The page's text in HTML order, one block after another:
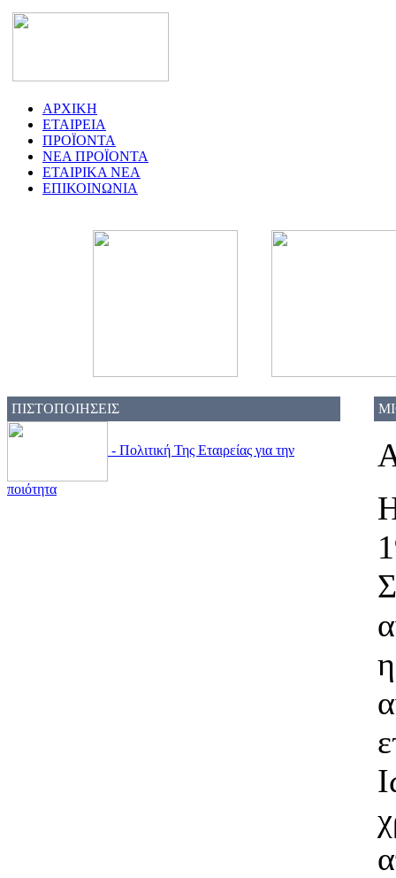
ΑΡΧΙΚΗ
ΕΤΑΙΡΕΙΑ
ΠΡΟΪΟΝΤΑ
ΝΕΑ ΠΡΟΪΟΝΤΑ
ΕΤΑΙΡΙΚΑ ΝΕΑ
ΕΠΙΚΟΙΝΩΝΙΑ
ΠΙΣΤΟΠΟΙΗΣΕΙΣ
- Πολιτική Της Εταιρείας για την
ποιότητα